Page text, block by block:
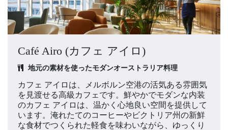
Café Airo (カフェ アイロ)
地元の素材を使ったモダンオーストラリア料理
カフェ アイロは、メルボルン空港の活気ある雰囲気
を見渡せる高級カフェです。鮮やかでモダンな内装
のカフェ アイロは、温かく心地良い空間を提供して
います。淹れたてのコーヒーやビクトリア州の新鮮
な食材でつくられた軽食を味わいながら、ゆっくり